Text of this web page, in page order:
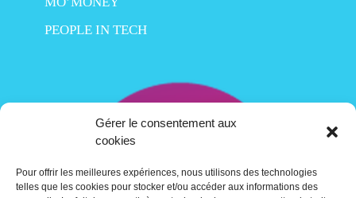
Gérer le consentement aux
cookies
Pour offrir les meilleures expériences, nous utilisons des technologies
telles que les cookies pour stocker et/ou accéder aux informations des
PEOPLE IN TECH